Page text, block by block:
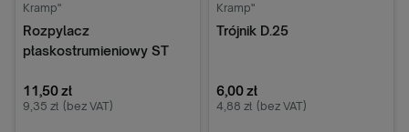
Kramp"
Rozpylacz
płaskostrumieniowy ST
tworzywa sztucznego
Lechler
11,50 zł
9,35 zł (bez VAT)
Kramp"
Trójnik D.25
6,00 zł
4,88 zł (bez VAT)